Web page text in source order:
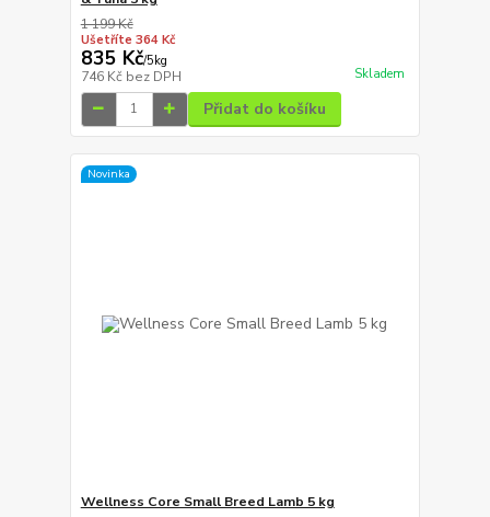
1 199 Kč
Ušetříte 364 Kč
835 Kč/5kg
746 Kč bez DPH Skladem
Přidat do košíku
Novinka
Wellness Core Small Breed Lamb 5 kg